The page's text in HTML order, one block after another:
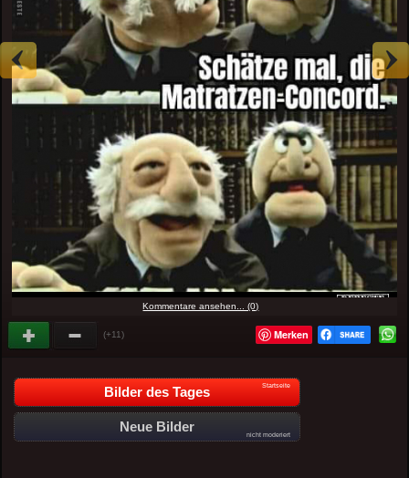
Kommentare ansehen... (0)
(+11) Merken
Bilder des Tages Startseite
Neue Bilder
nicht moderiert